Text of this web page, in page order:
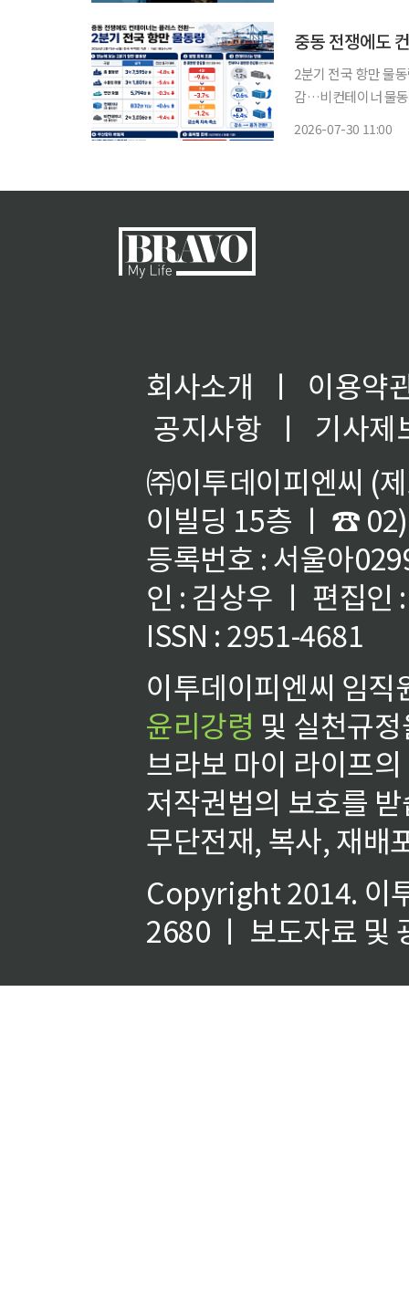
중동 전쟁에도
2분기 전국 항만 물
감…비컨테이너 물
2026-07-30 11:00
회사소개 ㅣ
이용약
공지사항
ㅣ
기사제
㈜이투데이피엔씨 (
이빌딩 15층 ㅣ ☎
등록번호 : 서울아
인 : 김상우 ㅣ 편집인
ISSN : 2951-4681
이투데이피엔씨 임
윤리강령 및 실천규
브라보 마이 라이프
저작권법의 보호를
무단전재, 복사, 재배
Copyright 2014. 이
2680 ㅣ 보도자료